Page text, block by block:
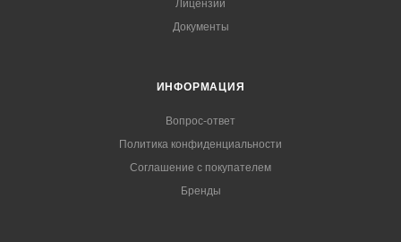
Лицензии
Документы
ИНФОРМАЦИЯ
Вопрос-ответ
Политика конфиденциальности
Соглашение с покупателем
Бренды